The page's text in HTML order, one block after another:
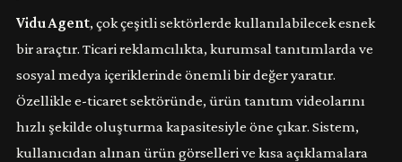
Vidu Agent, çok çeşitli sektörlerde kullanılabilecek esnek
bir araçtır. Ticari reklamcılıkta, kurumsal tanıtımlarda ve
sosyal medya içeriklerinde önemli bir değer yaratır.
Özellikle e-ticaret sektöründe, ürün tanıtım videolarını
hızlı şekilde oluşturma kapasitesiyle öne çıkar. Sistem,
kullanıcıdan alınan ürün görselleri ve kısa açıklamalara